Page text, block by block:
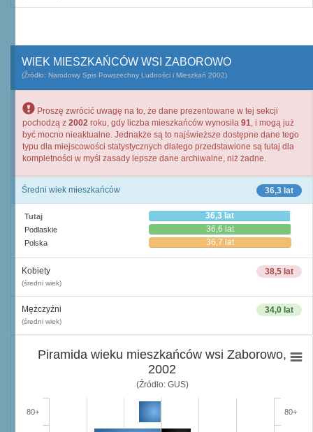
WIEK MIESZKAŃCÓW WSI ZABOROWO
(Źródło: Narodowy Spis Powszechny Ludności i Mieszkań 2002)
Proszę zwrócić uwagę na to, że dane prezentowane w tej sekcji
pochodzą z 2002 roku, gdy liczba mieszkańców wynosiła 91, i mogą już
być mocno nieaktualne. Jednakże są to najświeższe dostępne dane tego
typu dla miejscowości statystycznych dlatego przedstawione są tutaj dla
kompletności w myśl zasady lepsze dane archiwalne, niż żadne.
36,3 lat
Średni wiek mieszkańców
Tutaj 36,3 lat
Podlaskie 36,6 lat
Polska 36,7 lat
38,5 lat
Kobiety
(średni wiek)
34,0 lat
Mężczyźni
(średni wiek)
Piramida wieku mieszkańców wsi Zaborowo,
2002
(Źródło: GUS)
80+ 80+